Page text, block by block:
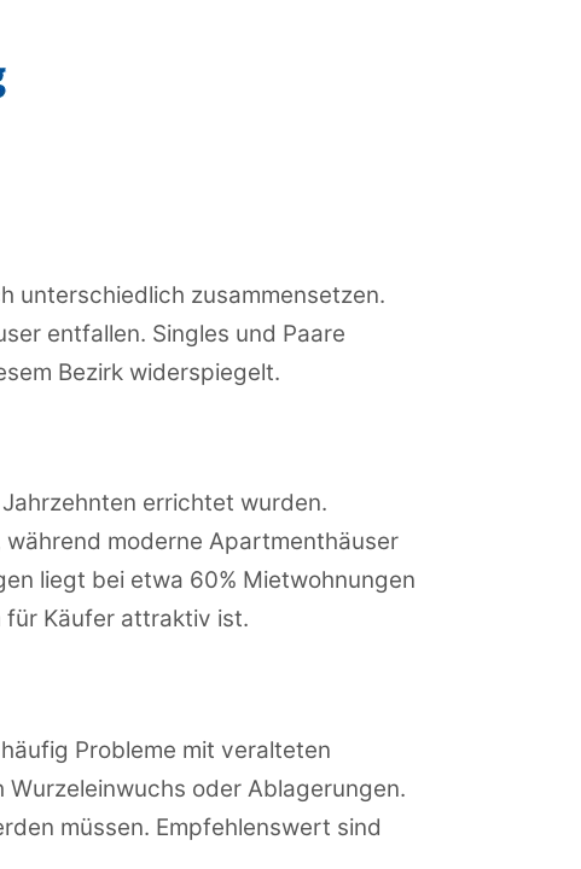
unterschiedlich zusammensetzen.
entfallen. Singles und Paare
Bezirk widerspiegelt.
errichtet wurden.
moderne Apartmenthäuser
liegt bei etwa 60% Mietwohnungen
für Käufer attraktiv ist.
Probleme mit veralteten
oder Ablagerungen.
müssen. Empfehlenswert sind